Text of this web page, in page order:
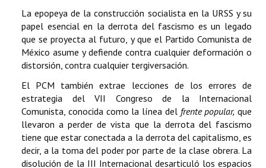
La epopeya de la construcción socialista en la URSS y su
papel esencial en la derrota del fascismo es un legado
que se proyecta al futuro, y que el Partido Comunista de
México asume y defiende contra cualquier deformación o
distorsión, contra cualquier tergiversación.
El PCM también extrae lecciones de los errores de
estrategia del VII Congreso de la Internacional
Comunista, conocida como la línea del frente popular, que
llevaron a perder de vista que la derrota del fascismo
tiene que estar conectada a la derrota del capitalismo, es
decir, a la toma del poder por parte de la clase obrera. La
disolución de la III Internacional desarticuló los espacios